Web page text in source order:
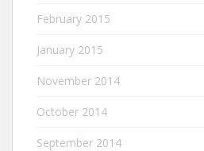
February 2015
January 2015
November 2014
October 2014
September 2014